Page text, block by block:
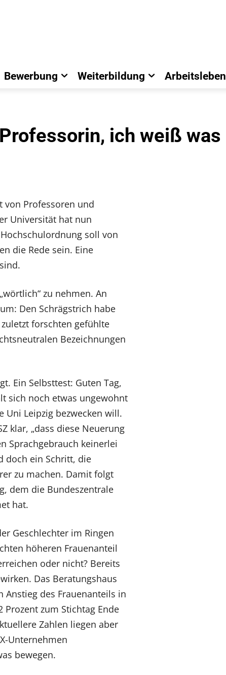
Bewerbung Weiterbildung Arbeitsleben
ich weiß was
von Professoren und
Universität hat nun
soll von
die Rede sein. Eine
zu nehmen. An
Den Schrägstrich habe
forschten gefühlte
Bezeichnungen
Ein Selbsttest: Guten Tag,
sich noch etwas ungewohnt
Leipzig bezwecken will.
klar, „dass diese Neuerung
Sprachgebrauch keinerlei
doch ein Schritt, die
zu machen. Damit folgt
dem die Bundeszentrale
hat.
Geschlechter im Ringen
höheren Frauenanteil
oder nicht? Bereits
Das Beratungshaus
Anstieg des Frauenanteils in
Prozent zum Stichtag Ende
Zahlen liegen aber
Unternehmen
bewegen.